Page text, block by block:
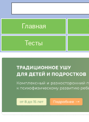
Главная
Тесты